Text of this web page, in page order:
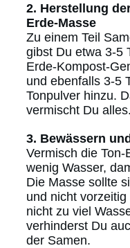
2. Herstellung
Erde-Masse
Zu einem Teil
gibst Du etwa 3-5
Erde-Kompost-
und ebenfalls 3-5
Tonpulver hinzu.
vermischt Du alles.
3. Bewässern
Vermisch die
wenig Wasser,
Die Masse sollte
und nicht
nicht zu viel
verhinderst Du
der Samen.